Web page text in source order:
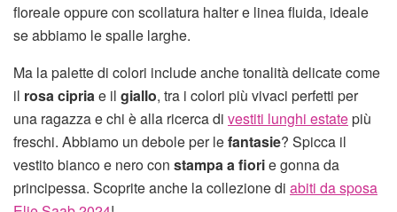
floreale oppure con scollatura halter e linea fluida, ideale
se abbiamo le spalle larghe.
Ma la palette di colori include anche tonalità delicate come
il rosa cipriae il giallo, tra i colori più vivaci perfetti per
una ragazza e chi è alla ricerca di vestiti lunghi estatepiù
freschi. Abbiamo un debole per lefantasie? Spicca il
vestito bianco e nero con stampa a fiorie gonna da
principessa. Scoprite anche la collezione di abiti da sposa